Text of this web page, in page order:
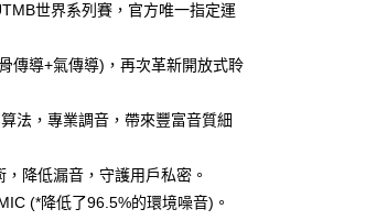
世界系列賽，官方唯一指定運
傳導+氣傳導)，再次革新開放式聆
法，專業調音，帶來豐富音質細
降低漏音，守護用戶私密。
(*降低了96.5%的環境噪音)。